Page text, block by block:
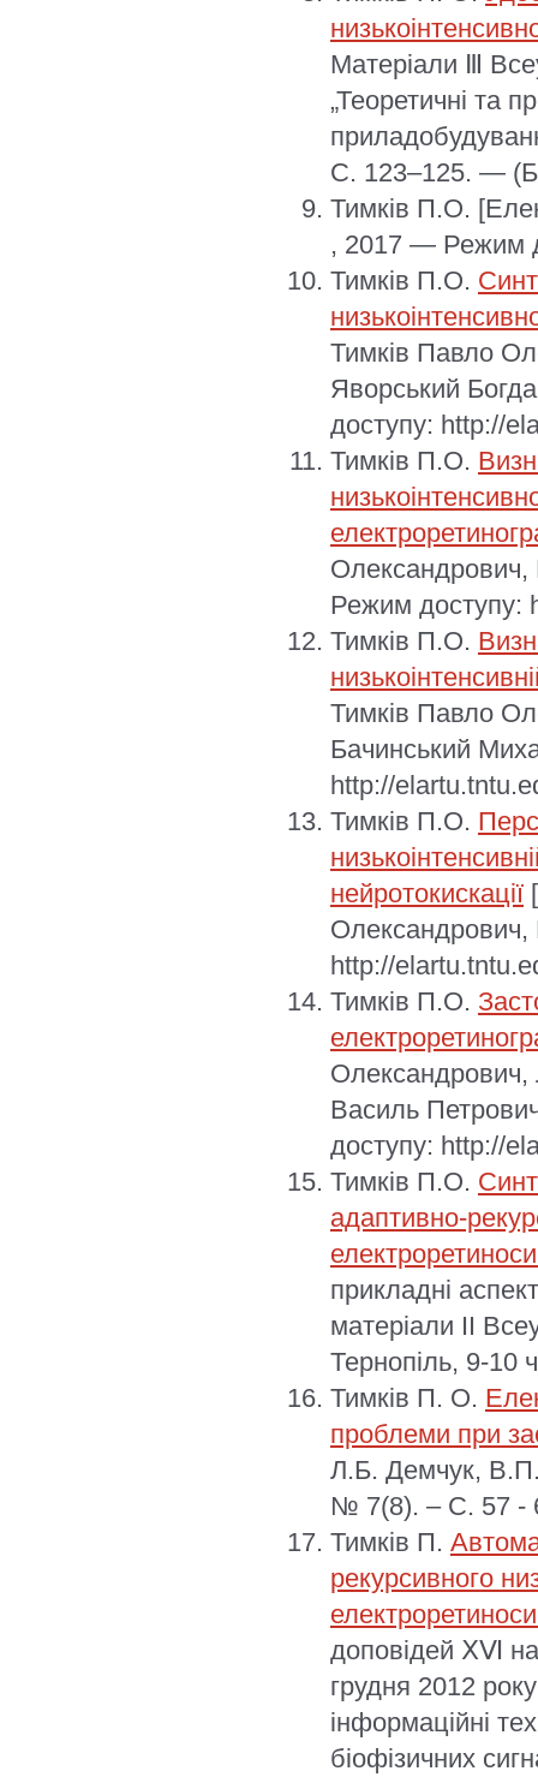
Матеріали Ⅲ
„Теоретичні та
С. 123–125. —
Тимків П.О.
, 2017 — Режим
Тимків П.О.
Тимків Павло
Яворський
доступу: http://
Тимків П.О.
Режим доступу:
Тимків П.О.
Тимків Павло
Бачинський
http://
Тимків П.О.
нейротокискації
http://
Тимків П.О.
Олександрович,
Василь
доступу: http://
Тимків П.О.
адаптивно-
прикладні
матеріали ІІ
Тернопіль, 9-10
Тимків П. О.
проблеми при
Л.Б. Демчук, В.П.
№ 7(8). – С. 57 -
Тимків П.
рекурсивного
доповідей ⅩⅥ
грудня 2012
інформаційні
біофізичних